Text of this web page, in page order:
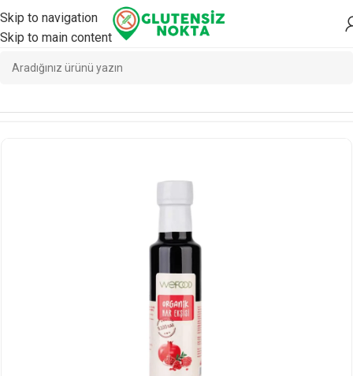
Skip to navigation
Skip to main content
Ana Sayfa Yemeklik